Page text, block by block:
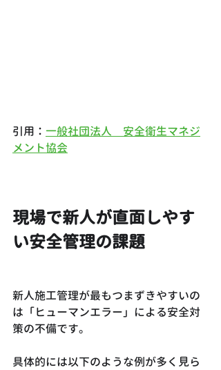
引用： 一般社団法人　安全衛生マネジ
メント協会
現場で新人が直面しやす
い安全管理の課題
新人施工管理が最もつまずきやすいの
は「ヒューマンエラー」による安全対
策の不備です。
具体的には以下のような例が多く見ら